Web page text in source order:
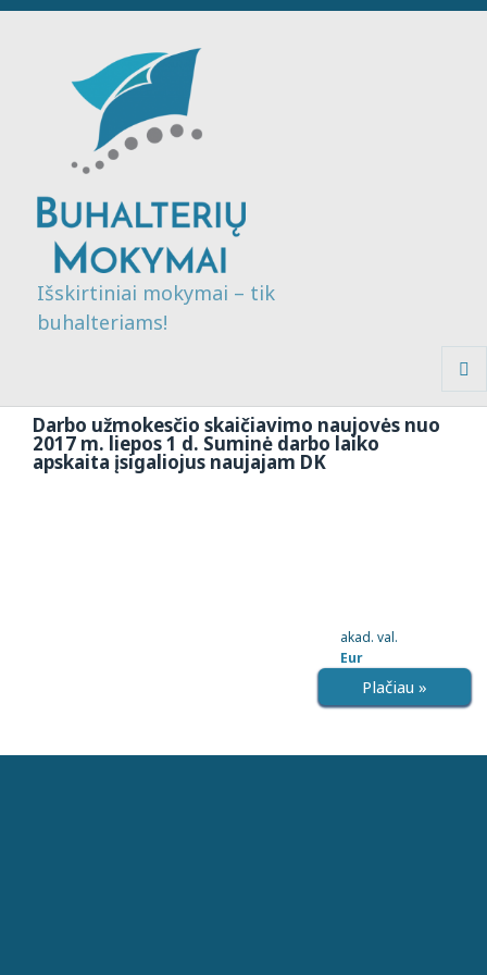
Išskirtiniai mokymai – tik
buhalteriams!
Darbo užmokesčio skaičiavimo naujovės nuo
2017 m. liepos 1 d. Suminė darbo laiko
apskaita įsigaliojus naujajam DK
akad. val.
Eur
Plačiau »